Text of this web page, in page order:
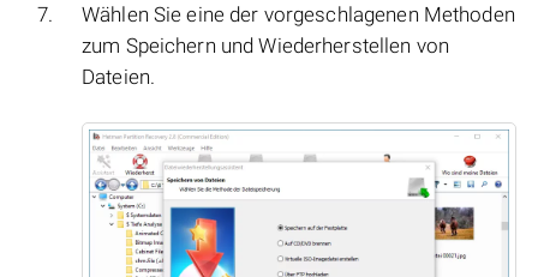
Wählen Sie eine der vorgeschlagenen Methoden
zum Speichern und Wiederherstellen von
Dateien.